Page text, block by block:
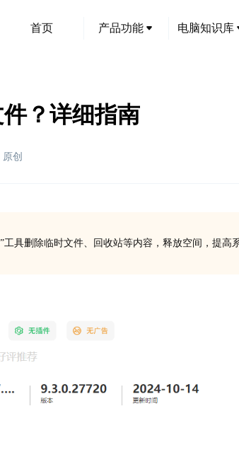
首页 产品功能 电脑知识库
？详细指南
原创
具删除临时文件、回收站等内容，释放空间，提高